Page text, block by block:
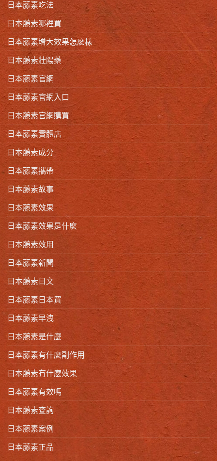
日本藤素吃法
日本藤素哪裡買
日本藤素增大效果怎麽樣
日本藤素壯陽藥
日本藤素官網
日本藤素官網入口
日本藤素官網購買
日本藤素實體店
日本藤素成分
日本藤素攜帶
日本藤素故事
日本藤素效果
日本藤素效果是什麼
日本藤素效用
日本藤素新聞
日本藤素日文
日本藤素日本買
日本藤素早洩
日本藤素是什麼
日本藤素有什麼副作用
日本藤素有什麽效果
日本藤素有效嗎
日本藤素查詢
日本藤素案例
日本藤素正品